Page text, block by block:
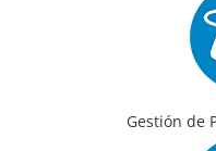
Gestión de